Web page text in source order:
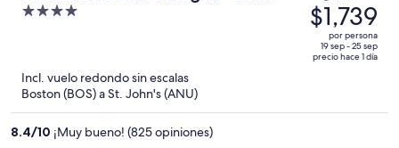
Inclusive
4
precio
era
de
$3,180
$1,739
por persona
19 sep - 25 sep
precio hace 1 día
Incl. vuelo redondo sin escalas
Boston (BOS) a St. John's (ANU)
8.4/10 ¡Muy bueno! (825 opiniones)